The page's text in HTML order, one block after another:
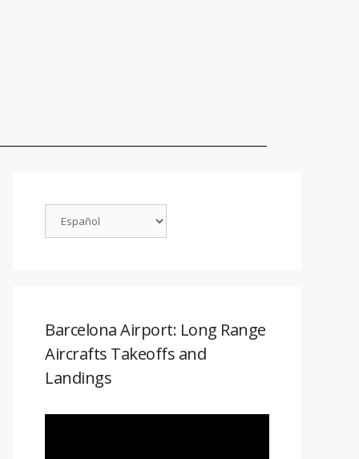
Barcelona Airport: Long Range
Aircrafts Takeoffs and
Landings